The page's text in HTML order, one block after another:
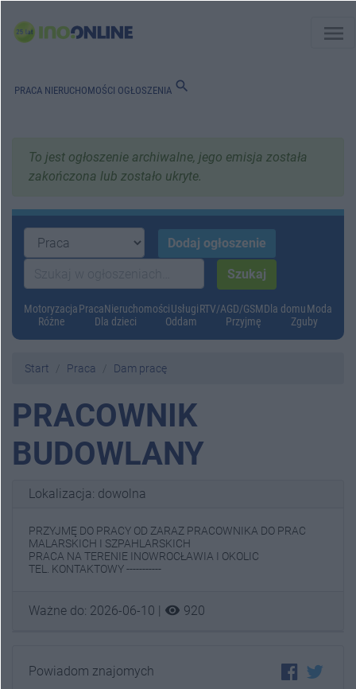
menu
PRACA NIERUCHOMOŚCI OGŁOSZENIA search
To jest ogłoszenie archiwalne, jego emisja została
zakończona lub zostało ukryte.
MotoryzacjaPracaNieruchomościUsługiRTV/AGD/GSMDla domuModa
Różne
Dla dzieci Oddam Przyjmę Zguby
Start Praca Dam pracę
PRACOWNIK
BUDOWLANY
Lokalizacja: dowolna
PRZYJMĘ DO PRACY OD ZARAZ PRACOWNIKA DO PRAC
MALARSKICH I SZPAHLARSKICH
PRACA NA TERENIE INOWROCŁAWIA I OKOLIC
TEL. KONTAKTOWY -----------
Ważne do: 2026-06-10 | visibility 920
Powiadom znajomych